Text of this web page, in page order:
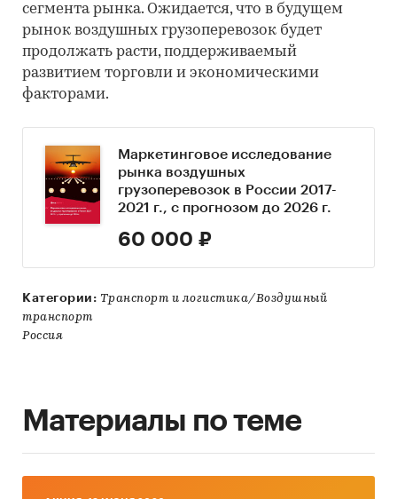
сегмента рынка. Ожидается, что в будущем
рынок воздушных грузоперевозок будет
продолжать расти, поддерживаемый
развитием торговли и экономическими
факторами.
Маркетинговое исследование
рынка воздушных
грузоперевозок в России 2017-
2021 г., с прогнозом до 2026 г.
60 000 ₽
Категории: Транспорт и логистика/Воздушный
транспорт
Россия
Материалы по теме